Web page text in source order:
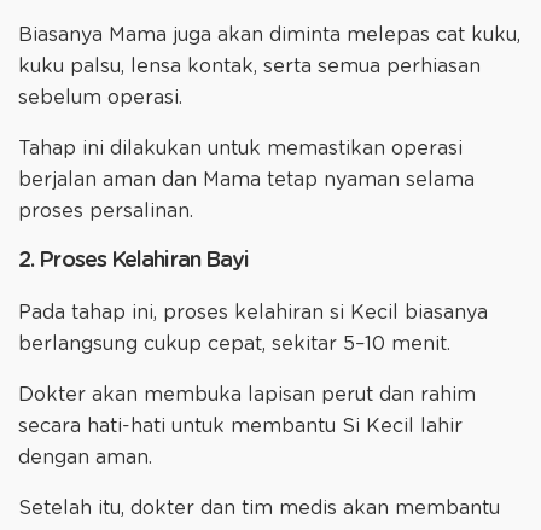
Biasanya Mama juga akan diminta melepas cat kuku,
kuku palsu, lensa kontak, serta semua perhiasan
sebelum operasi.
Tahap ini dilakukan untuk memastikan operasi
berjalan aman dan Mama tetap nyaman selama
proses persalinan.
2. Proses Kelahiran Bayi
Pada tahap ini, proses kelahiran si Kecil biasanya
berlangsung cukup cepat, sekitar 5–10 menit.
Dokter akan membuka lapisan perut dan rahim
secara hati-hati untuk membantu Si Kecil lahir
dengan aman.
Setelah itu, dokter dan tim medis akan membantu